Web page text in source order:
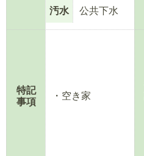
汚水 公共下水
特記
事項
・空き家